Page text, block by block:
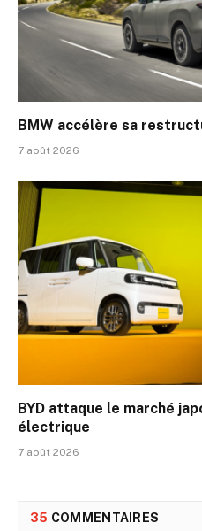
BMW accélère sa
7 août 2026
BYD attaque le marché
électrique
7 août 2026
35 COMMENTAIRES